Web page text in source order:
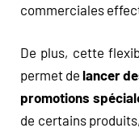
commerciales
De plus, cette
permet delancer
promotions
de certains